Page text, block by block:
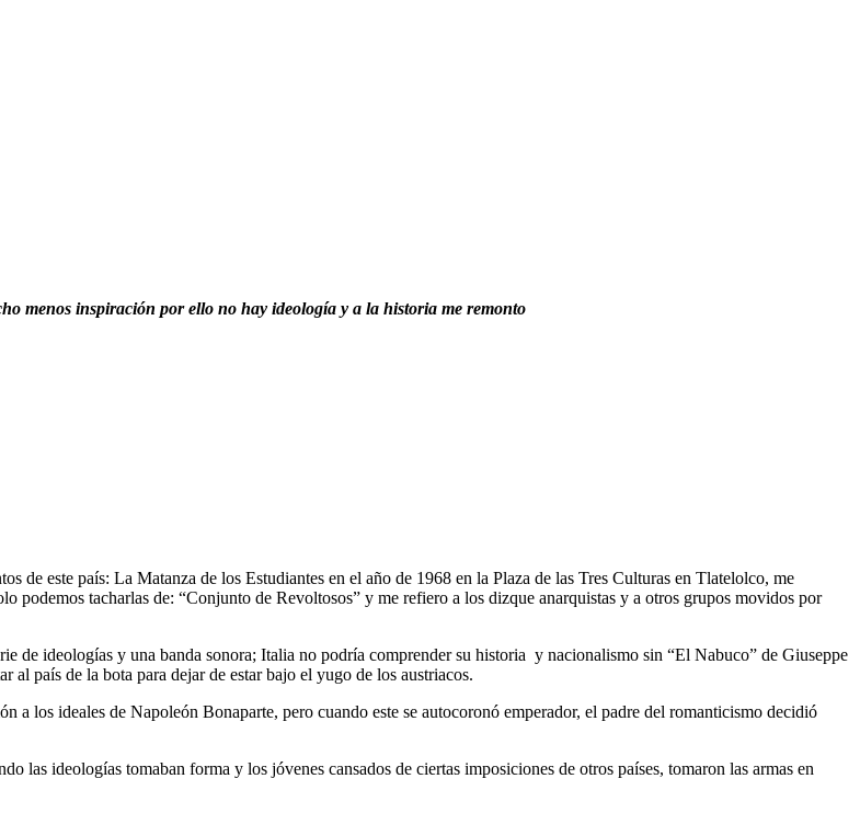
menos inspiración por ello no hay ideología y a la historia me remonto
de este país: La Matanza de los Estudiantes en el año de 1968 en la Plaza de las Tres Culturas en Tlatelolco, me
podemos tacharlas de: “Conjunto de Revoltosos” y me refiero a los dizque anarquistas y a otros grupos movidos por
de ideologías y una banda sonora; Italia no podría comprender su historia y nacionalismo sin “El Nabuco” de Giuseppe
al país de la bota para dejar de estar bajo el yugo de los austriacos.
los ideales de Napoleón Bonaparte, pero cuando este se autocoronó emperador, el padre del romanticismo decidió
las ideologías tomaban forma y los jóvenes cansados de ciertas imposiciones de otros países, tomaron las armas en